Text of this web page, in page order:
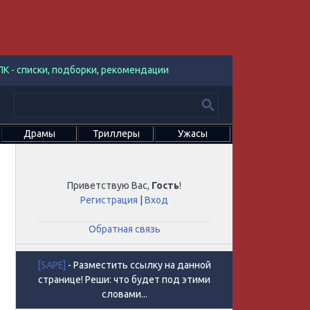
- списки, подборки, рекомендации
Драмы Триллеры Ужасы
Приветствую Вас, Гость!
Регистрация |Вход
Обратная связь
[SAPE] - Разместить ссылку на данной
странице! Реши: что будет под этими
словами...